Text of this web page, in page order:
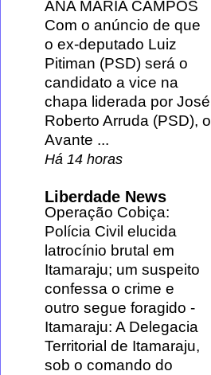
ANA MARIA CAMPOS
Com o anúncio de que
o ex-deputado Luiz
Pitiman (PSD) será o
candidato a vice na
chapa liderada por José
Roberto Arruda (PSD), o
Avante ...
Há 14 horas
Liberdade News
Operação Cobiça:
Polícia Civil elucida
latrocínio brutal em
Itamaraju; um suspeito
confessa o crime e
outro segue foragido -
Itamaraju: A Delegacia
Territorial de Itamaraju,
sob o comando do